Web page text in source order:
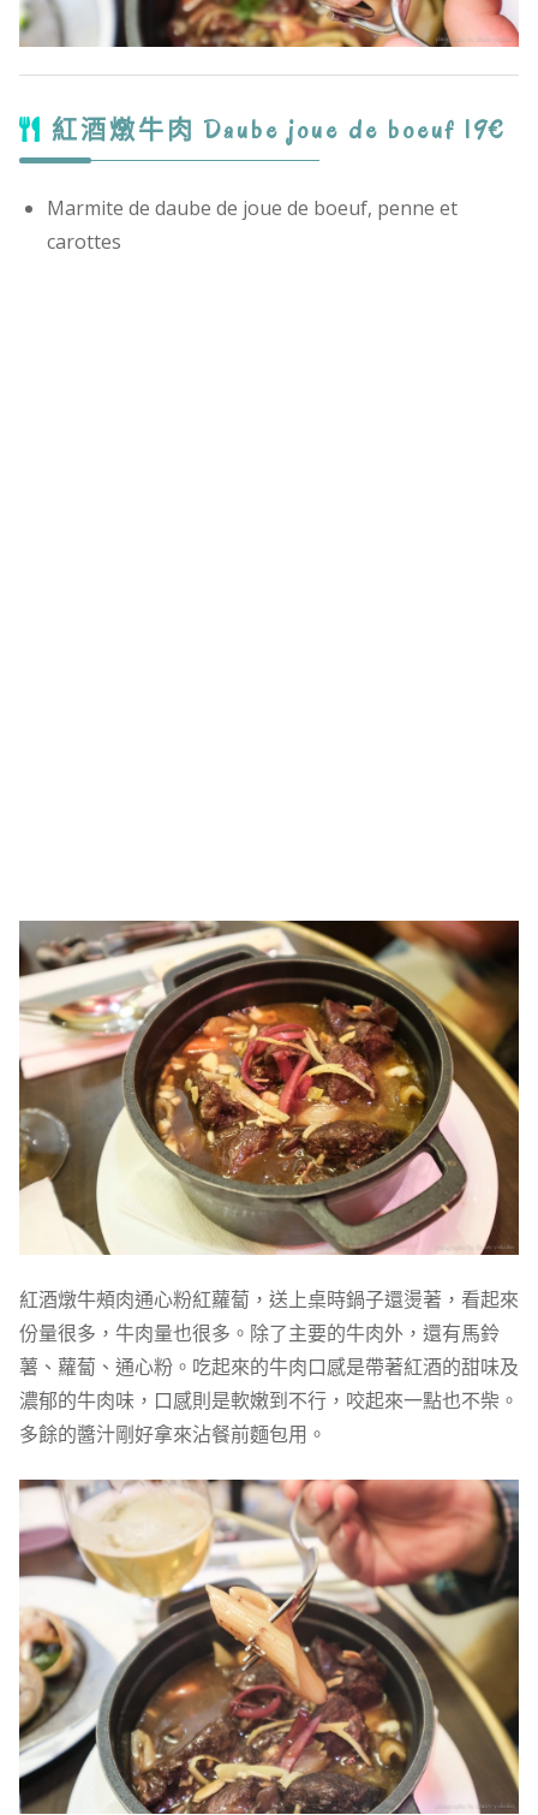
紅酒燉牛肉 Daube joue de boeuf 19€
Marmite de daube de joue de boeuf, penne et
carottes
紅酒燉牛頰肉通心粉紅蘿蔔，送上桌時鍋子還燙著，看起來
份量很多，牛肉量也很多。除了主要的牛肉外，還有馬鈴
薯、蘿蔔、通心粉。吃起來的牛肉口感是帶著紅酒的甜味及
濃郁的牛肉味，口感則是軟嫩到不行，咬起來一點也不柴。
多餘的醬汁剛好拿來沾餐前麵包用。